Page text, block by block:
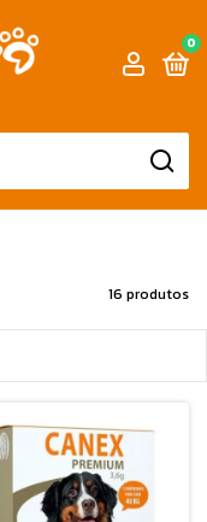
0
16 produtos